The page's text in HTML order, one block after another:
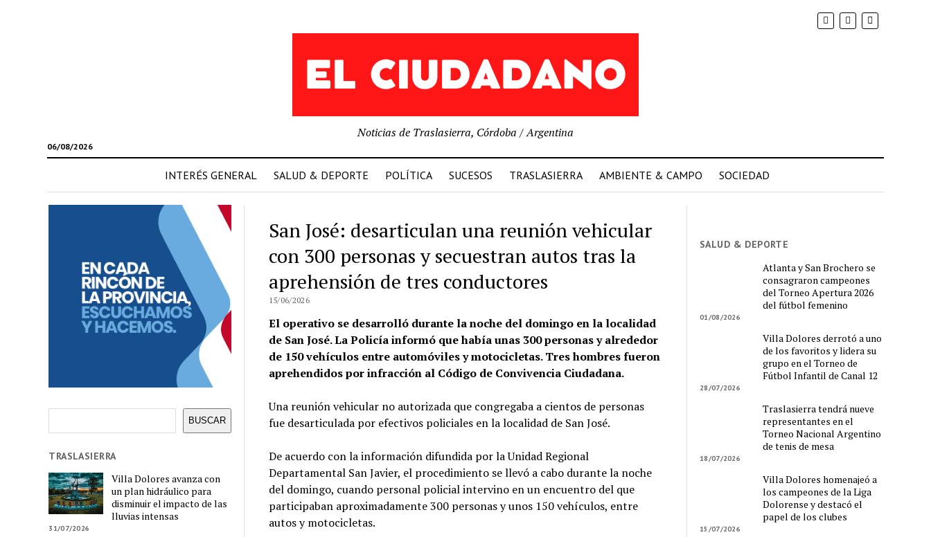
06/08/2026
Noticias de Traslasierra, Córdoba / Argentina
INTERÉS GENERAL SALUD & DEPORTE POLÍTICA SUCESOS TRASLASIERRA AMBIENTE & CAMPO SOCIEDAD
BUSCAR
TRASLASIERRA
Villa Dolores avanza con
un plan hidráulico para
disminuir el impacto de las
lluvias intensas
31/07/2026
San José: desarticulan una reunión vehicular
con 300 personas y secuestran autos tras la
aprehensión de tres conductores
15/06/2026
El operativo se desarrolló durante la noche del domingo en la localidad
de San José. La Policía informó que había unas 300 personas y alrededor
de 150 vehículos entre automóviles y motocicletas. Tres hombres fueron
aprehendidos por infracción al Código de Convivencia Ciudadana.
Una reunión vehicular no autorizada que congregaba a cientos de personas
fue desarticulada por efectivos policiales en la localidad de San José.
De acuerdo con la información difundida por la Unidad Regional
Departamental San Javier, el procedimiento se llevó a cabo durante la noche
del domingo, cuando personal policial intervino en un encuentro del que
participaban aproximadamente 300 personas y unos 150 vehículos, entre
autos y motocicletas.
SALUD & DEPORTE
Atlanta y San Brochero se
consagraron campeones
del Torneo Apertura 2026
del fútbol femenino
01/08/2026
Villa Dolores derrotó a uno
de los favoritos y lidera su
grupo en el Torneo de
Fútbol Infantil de Canal 12
28/07/2026
Traslasierra tendrá nueve
representantes en el
Torneo Nacional Argentino
de tenis de mesa
18/07/2026
Villa Dolores homenajeó a
los campeones de la Liga
Dolorense y destacó el
papel de los clubes
15/07/2026